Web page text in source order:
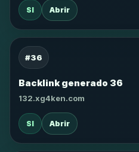
SI Abrir
#36
Backlink generado 36
132.xg4ken.com
SI Abrir